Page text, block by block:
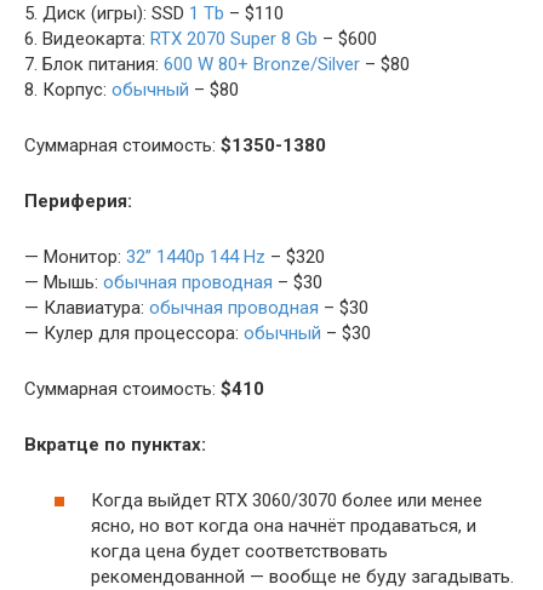
5. Диск (игры): SSD 1 Tb – $110
6. Видеокарта: RTX 2070 Super 8 Gb – $600
7. Блок питания: 600 W 80+ Bronze/Silver – $80
8. Корпус: обычный – $80
Суммарная стоимость: $1350-1380
Периферия:
— Монитор: 32” 1440p 144 Hz – $320
— Мышь: обычная проводная – $30
— Клавиатура: обычная проводная – $30
— Кулер для процессора: обычный – $30
Суммарная стоимость: $410
Вкратце по пунктах:
Когда выйдет RTX 3060/3070 более или менее
ясно, но вот когда она начнёт продаваться, и
когда цена будет соответствовать
рекомендованной — вообще не буду загадывать.